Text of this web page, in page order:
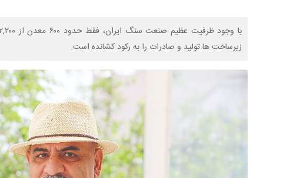
زیرساخت ها تولید و صادرات را به رکود کشانده است.